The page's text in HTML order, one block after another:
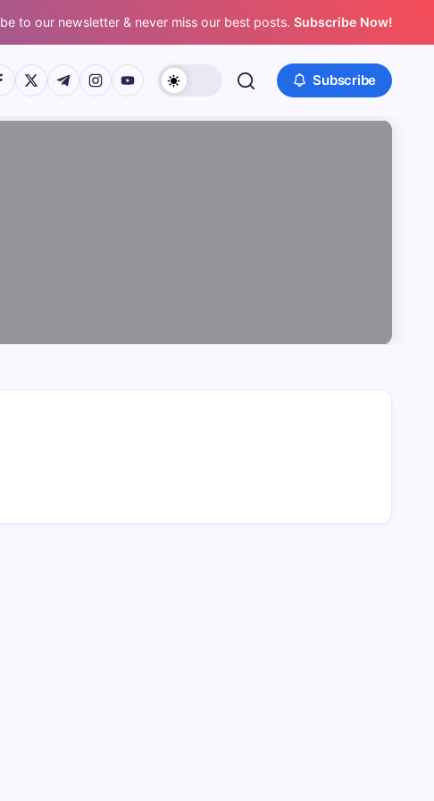
to our newsletter & never miss our best posts. Subscribe Now!
www.facebook.com/
https://twitter.com/
https://t.me/
https://www.instagram.com/
https://youtube.com/ Subscribe